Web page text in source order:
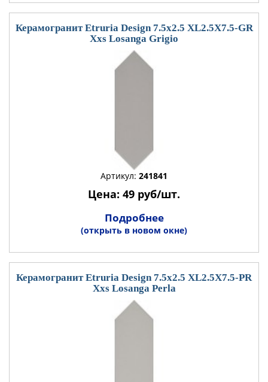
Керамогранит Etruria Design 7.5x2.5 XL2.5X7.5-GR
Xxs Losanga Grigio
Артикул: 241841
Цена: 49 руб/шт.
Подробнее
(открыть в новом окне)
Керамогранит Etruria Design 7.5x2.5 XL2.5X7.5-PR
Xxs Losanga Perla